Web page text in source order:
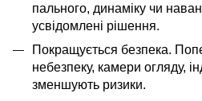
пального, динаміку чи
усвідомлені рішення.
Покращується безпека.
небезпеку, камери огляду,
зменшують ризики.